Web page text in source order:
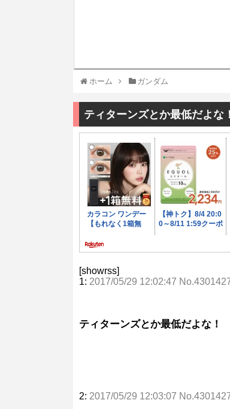
ホーム ガンダム
ティターンズとか最低だよな！
[showrss]
1: 2017/05/29 12:02:47
ティターンズとか最低だよな！
2: 2017/05/29 12:03:07